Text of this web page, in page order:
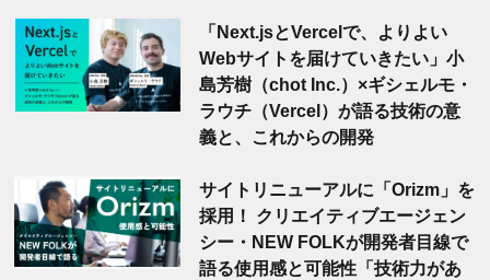
「Next.jsとVercelで、よりよい
Webサイトを届けていきたい」小
島芳樹（chot Inc.）×ギシェルモ・
ラウチ（Vercel）が語る技術の意
義と、これからの開発
サイトリニューアルに「Orizm」を
採用！ クリエイティブエージェン
シー・NEW FOLKが開発者目線で
語る使用感と可能性「技術力があ